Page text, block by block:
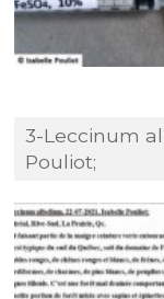
3-Leccinum
Pouliot;